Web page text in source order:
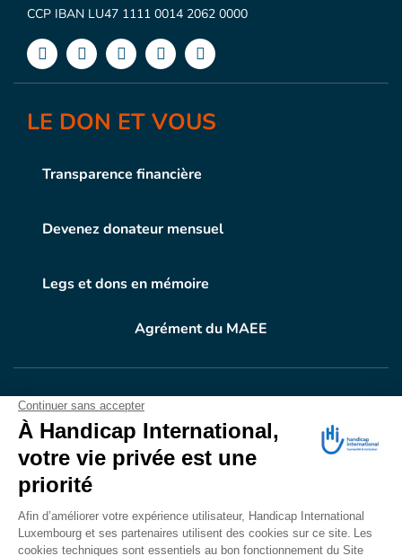
CCP IBAN LU47 1111 0014 2062 0000
LE DON ET VOUS
Transparence financière
Devenez donateur mensuel
Legs et dons en mémoire
Agrément du MAEE
VOTRE DONEN ACTION
Grâce à vous, en 2024, 604.716 personnes ont
bénéficié d’appareillage et d’activités de réadaptation.
Merci pour votre générosité.